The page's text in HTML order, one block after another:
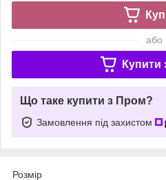
або
Купити
Що таке купити з Пром?
Замовлення під захистом
Розмір